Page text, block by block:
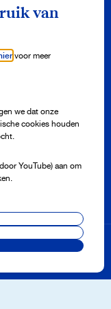
van
voor meer
we dat onze
cookies houden
YouTube) aan om
nieuwsbrief vol